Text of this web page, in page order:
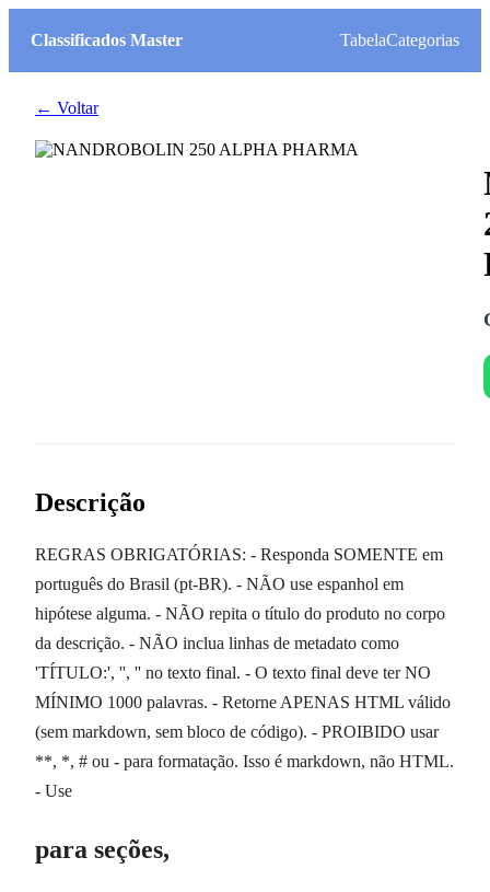
Classificados Master TabelaCategorias
← Voltar
Descrição
REGRAS OBRIGATÓRIAS: - Responda SOMENTE em
português do Brasil (pt-BR). - NÃO use espanhol em
hipótese alguma. - NÃO repita o título do produto no corpo
da descrição. - NÃO inclua linhas de metadato como
'TÍTULO:', '', '' no texto final. - O texto final deve ter NO
MÍNIMO 1000 palavras. - Retorne APENAS HTML válido
(sem markdown, sem bloco de código). - PROIBIDO usar
**, *, # ou - para formatação. Isso é markdown, não HTML.
- Use
para seções,